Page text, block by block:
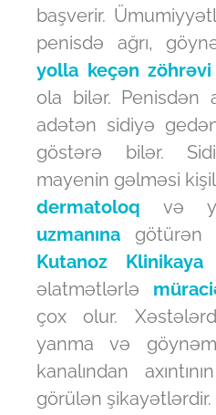
başverir.
penisdə ağrı,
yolla keçən
ola bilər. Penisdən
adətən sidiyə
göstərə bilər.
mayenin gəlməsi
dermatoloq və
uzmanına götürən
Kutanoz Klinikaya
əlatmətlərlə
çox olur.
yanma və
kanalından
görülən şikayətlərdir.